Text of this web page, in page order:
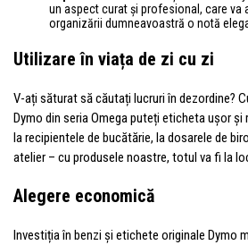
un aspect curat și profesional, care va
organizării dumneavoastră o notă
Utilizare în viața de zi cu zi
V-ați săturat să căutați lucruri în dezordine?
Dymo din seria Omega puteți eticheta ușor și
la recipientele de bucătărie, la dosarele de
atelier – cu produsele noastre, totul va fi la
Alegere economică
Investiția în benzi și etichete originale Dymo